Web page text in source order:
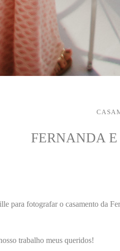
FERNANDA
para fotografar o casamento da
trabalho meus queridos!